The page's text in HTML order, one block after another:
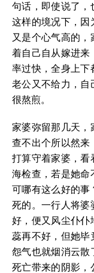
句话，即使说了，
这样的境况下，因
又是个心气高的
着自己自从嫁进来
率过快，全身上下
老公又不给力，自
很熬煎。
家婆弥留那几天，
查不出个所以然来
打算守着家婆，看
海检查，若是她命
可哪有这么好的事
死的。一行人将婆
好，便又风尘仆仆
蕊再不好，但她毕
怨气也就烟消云散
死亡带来的阴影，